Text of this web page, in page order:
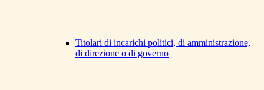
Titolari di incarichi politici, di amministrazione,
di direzione o di governo